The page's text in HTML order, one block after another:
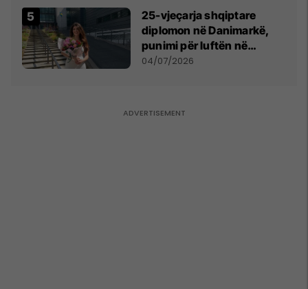
25-vjeçarja shqiptare
diplomon në Danimarkë,
punimi për luftën në
Kosovë vlerësohet me
04/07/2026